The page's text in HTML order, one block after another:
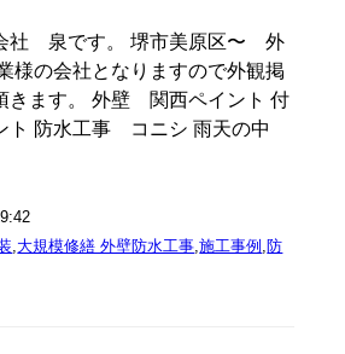
社 泉です。 堺市美原区〜 外
の会社となりますので外観掲
きます。 外壁 関西ペイント 付
ト 防水工事 コニシ 雨天の中
,大規模修繕 外壁防水工事,施工事例 ,防